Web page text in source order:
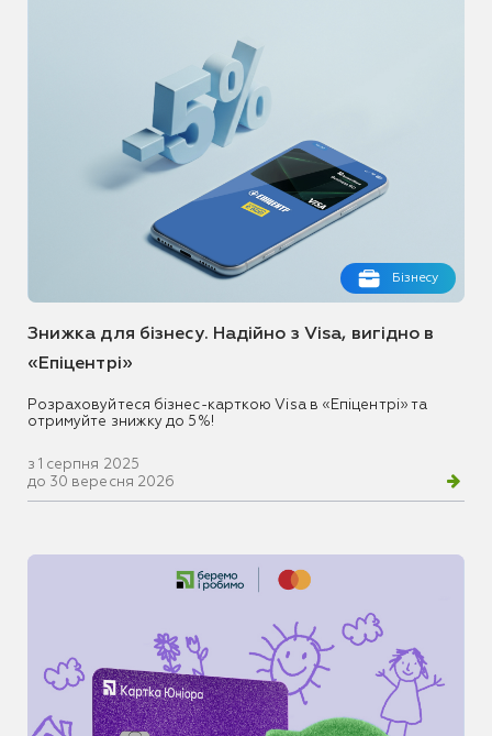
Бізнесу
Знижка для бізнесу. Надійно з Visa, вигідно в
«Епіцентрі»
Розраховуйтеся бізнес-карткою Visa в «Епіцентрі» та
отримуйте знижку до 5%!
з 1 серпня 2025
до 30 вересня 2026